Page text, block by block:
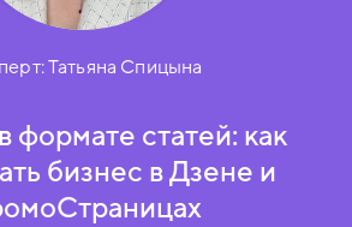
формате статей: как
бизнес в Дзене и
Татьяна Спицына